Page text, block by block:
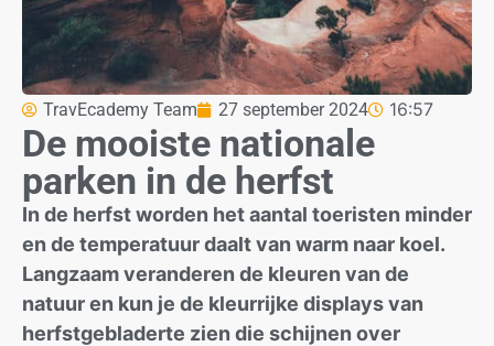
TravEcademy Team 27 september 2024 16:57
De mooiste nationale
parken in de herfst
In de herfst worden het aantal toeristen minder
en de temperatuur daalt van warm naar koel.
Langzaam veranderen de kleuren van de
natuur en kun je de kleurrijke displays van
herfstgebladerte zien die schijnen over